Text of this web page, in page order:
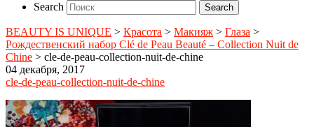
Search
BEAUTY IS UNIQUE > Красота > Макияж > Глаза >
Рождественский набор Clé de Peau Beauté – Collection Nuit de
Chine > cle-de-peau-collection-nuit-de-chine
04 декабря, 2017
cle-de-peau-collection-nuit-de-chine